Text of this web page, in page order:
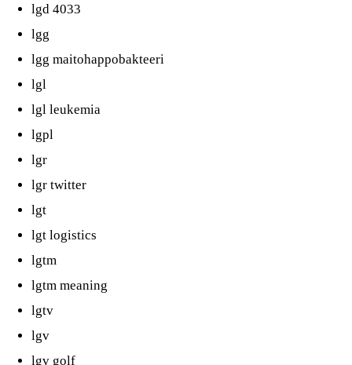
lgd 4033
lgg
lgg maitohappobakteeri
lgl
lgl leukemia
lgpl
lgr
lgr twitter
lgt
lgt logistics
lgtm
lgtm meaning
lgtv
lgv
lgv golf